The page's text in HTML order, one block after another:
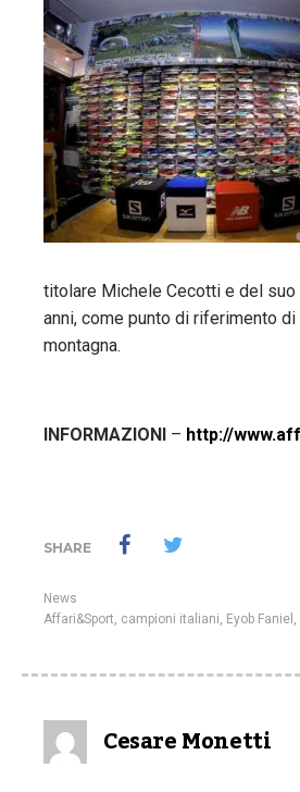
titolare Michele Cecotti e del
anni, come punto di riferimento
montagna.
INFORMAZIONI – http://
SHARE
News
Affari&Sport, campioni italiani, Eyob Faniel ,
Cesare Monetti